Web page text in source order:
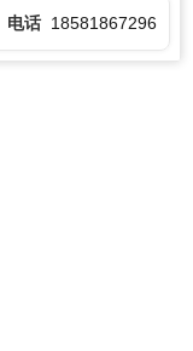
电话 18581867296